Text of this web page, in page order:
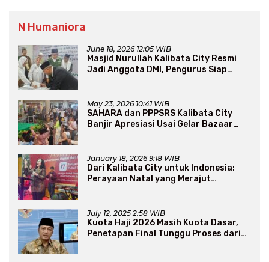
N Humaniora
June 18, 2026 12:05 WIB
Masjid Nurullah Kalibata City Resmi
Jadi Anggota DMI, Pengurus Siap
May 23, 2026 10:41 WIB
SAHARA dan PPPSRS Kalibata City
Banjir Apresiasi Usai Gelar Bazaar
January 18, 2026 9:18 WIB
Dari Kalibata City untuk Indonesia:
Perayaan Natal yang Merajut
July 12, 2025 2:58 WIB
Kuota Haji 2026 Masih Kuota Dasar,
Penetapan Final Tunggu Proses dari